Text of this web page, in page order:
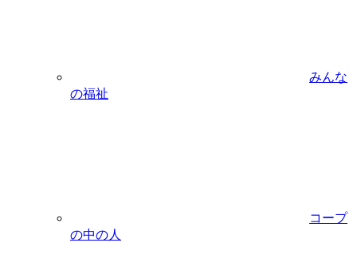
みんな
の福祉
コープ
の中の人